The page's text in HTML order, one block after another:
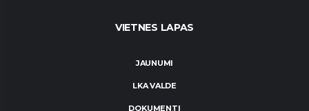
VIETNES LAPAS
JAUNUMI
LKA VALDE
DOKUMENTI